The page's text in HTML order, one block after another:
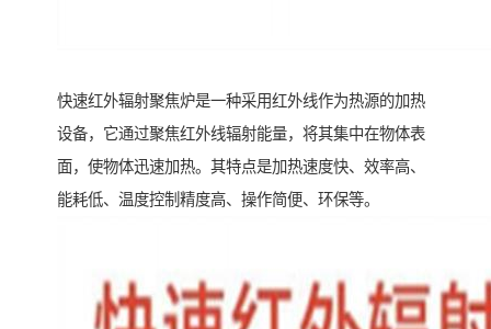
快速红外辐射聚焦炉是一种采用红外线作为热源的加热
设备，它通过聚焦红外线辐射能量，将其集中在物体表
面，使物体迅速加热。其特点是加热速度快、效率高、
能耗低、温度控制精度高、操作简便、环保等。